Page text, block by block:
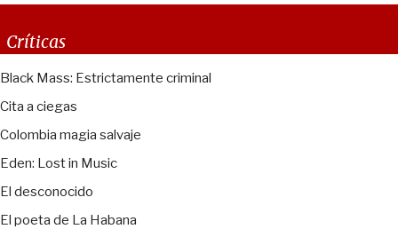
Críticas
Black Mass: Estrictamente criminal
Cita a ciegas
Colombia magia salvaje
Eden: Lost in Music
El desconocido
El poeta de La Habana